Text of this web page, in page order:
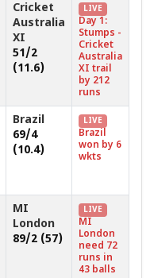
Cricket
Australia
XI
51/2
(11.6)
LIVE
Day 1:
Stumps -
Cricket
Australia
XI trail
by 212
runs
Brazil
69/4
(10.4)
LIVE
Brazil
won by 6
wkts
MI
London
89/2 (57)
LIVE
MI
London
need 72
runs in
43 balls